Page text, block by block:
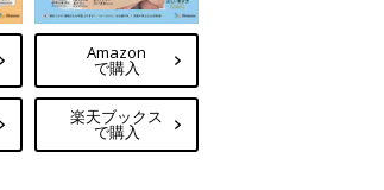
Amazon
で購入
楽天ブックス
で購入